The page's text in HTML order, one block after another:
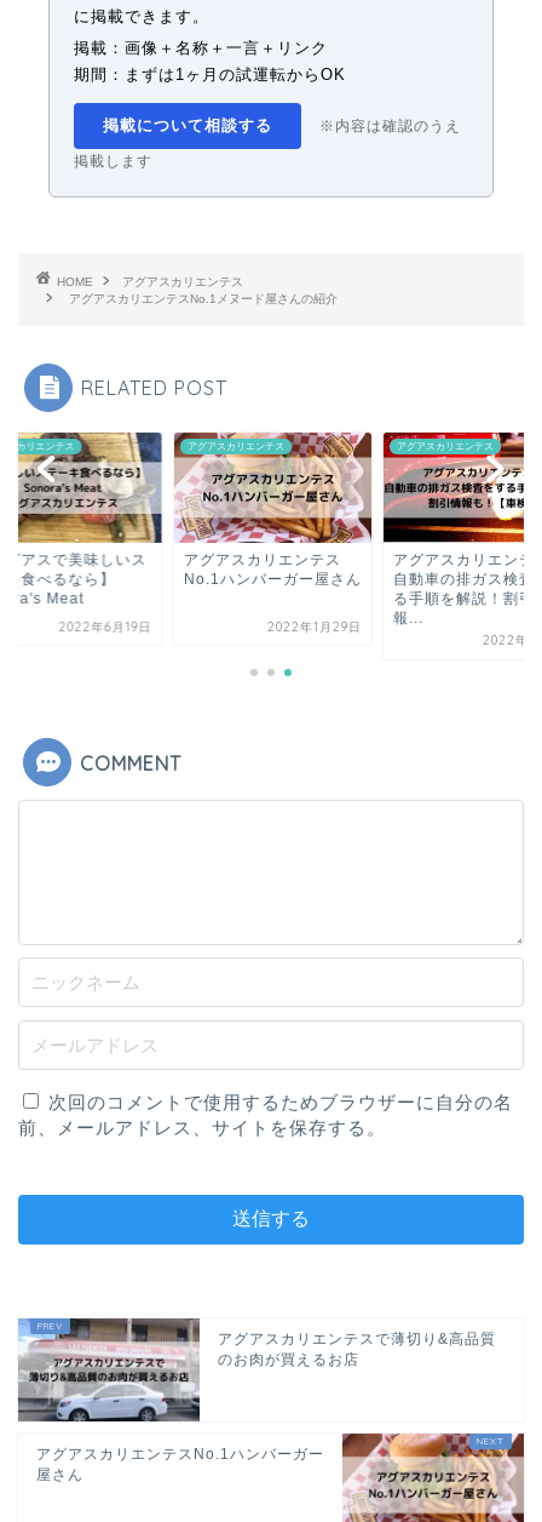
に掲載できます。
掲載：画像＋名称＋一言＋リンク
期間：まずは1ヶ月の試運転からOK
掲載について相談する ※内容は確認のうえ
掲載します
HOME
アグアスカリエンテス
アグアスカリエンテスNo.1メヌード屋さんの紹介
RELATED POST
スカリエンテス
グアスで美味しいス
キ食べるなら】
Meat
2022年6月19日
アグアスカリエンテス
アグアスカリエンテス
No.1ハンバーガー屋さん
2022年1月29日
アグアスカリエンテス
アグアスカリエンテ
自動車の排ガス検査
る手順を解説！割引
報...
2022年2
COMMENT
次回のコメントで使用するためブラウザーに自分の名
前、メールアドレス、サイトを保存する。
アグアスカリエンテスで薄切り&高品質
のお肉が買えるお店
アグアスカリエンテスNo.1ハンバーガー
屋さん